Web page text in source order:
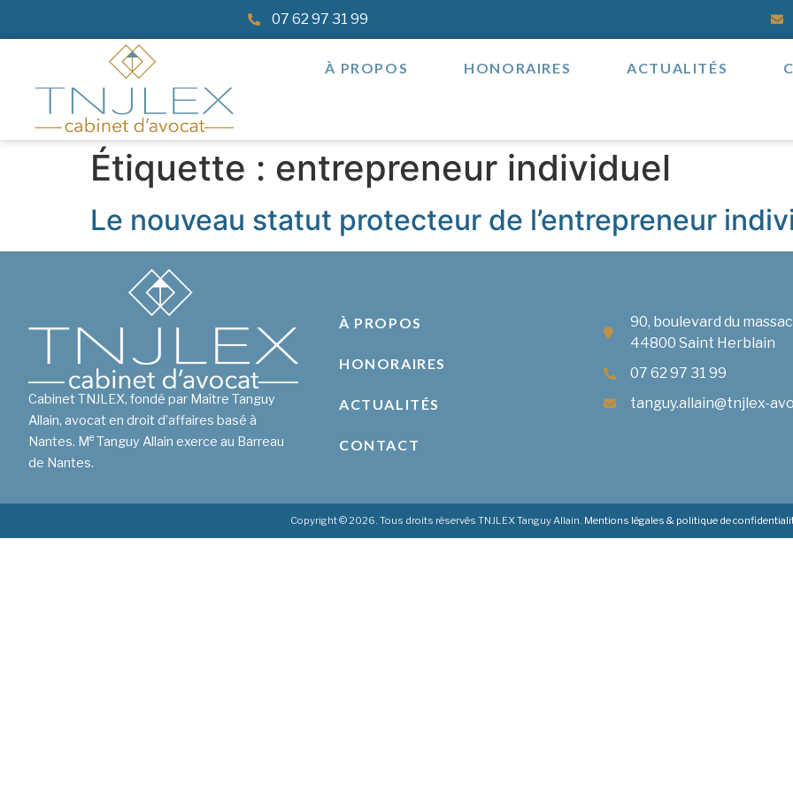
07 62 97 31 99
À PROPOS HONORAIRES ACTUALITÉS
Étiquette : entrepreneur individuel
Le nouveau statut protecteur de l’entrepreneur
Cabinet TNJLEX, fondé par Maître Tanguy
Allain, avocat en droit d’affaires basé à
Nantes. Me Tanguy Allain exerce au Barreau
de Nantes.
À PROPOS
HONORAIRES
ACTUALITÉS
CONTACT
90, boulevard du
44800 Saint Herblain
07 62 97 31 99
tanguy.allain@tnjlex-
Copyright © 2026. Tous droits réservés TNJLEX Tanguy Allain. Mentions légales & politique de